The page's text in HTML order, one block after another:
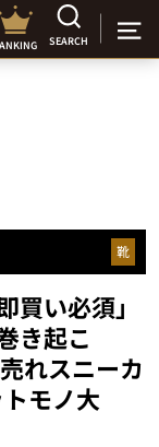
SEARCH
靴
買い必須」
き起こ
れスニーカ
モノ大